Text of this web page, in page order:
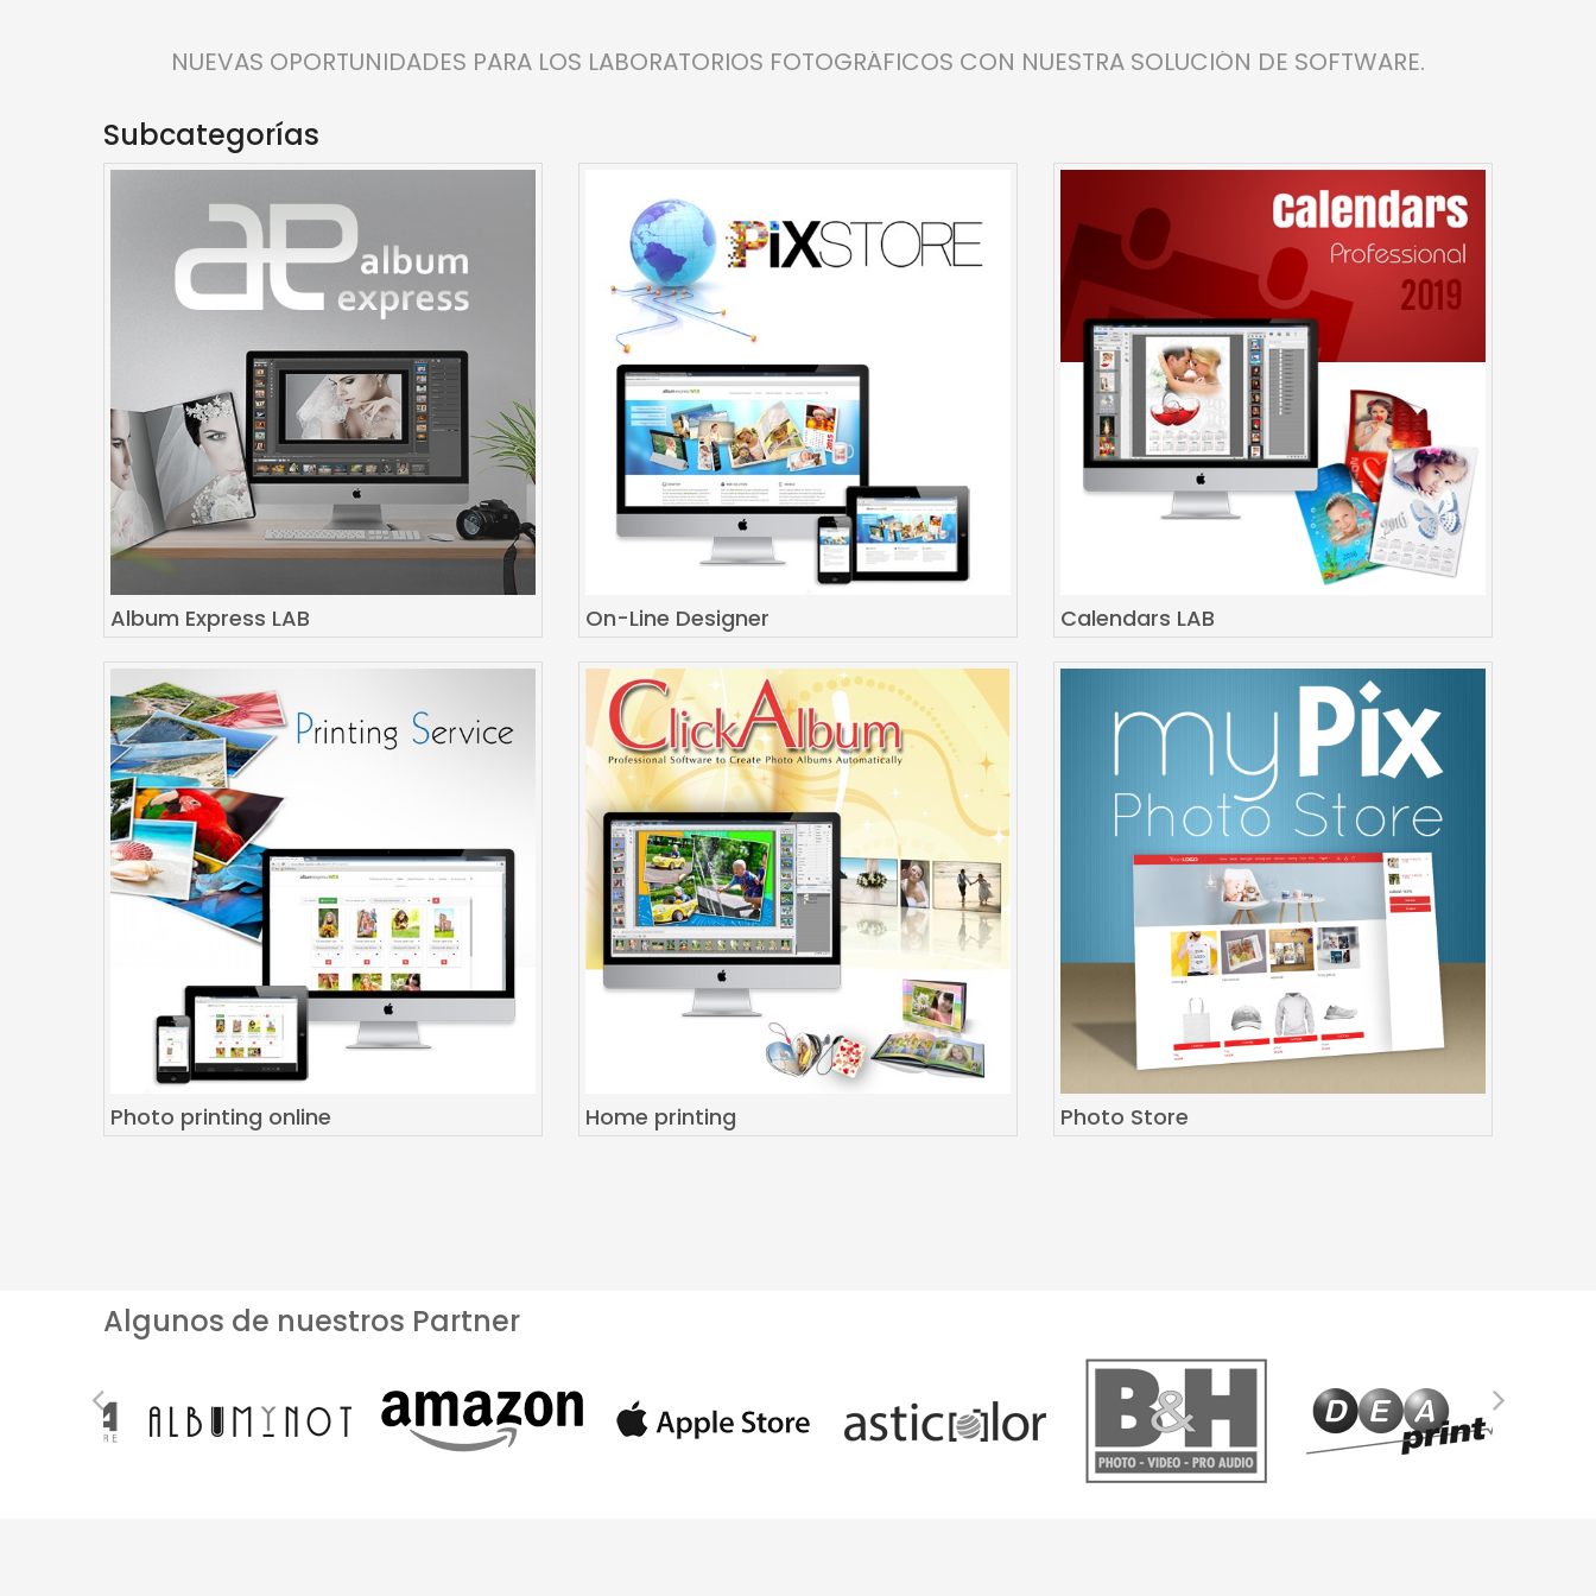
NUEVAS OPORTUNIDADES PARA LOS LABORATORIOS FOTOGRÁFICOS CON NUESTRA SOLUCIÓN DE SOFTWARE.
Subcategorías
Album Express LAB On-Line Designer Calendars LAB
Photo printing online Home printing Photo Store
Algunos de nuestros Partner